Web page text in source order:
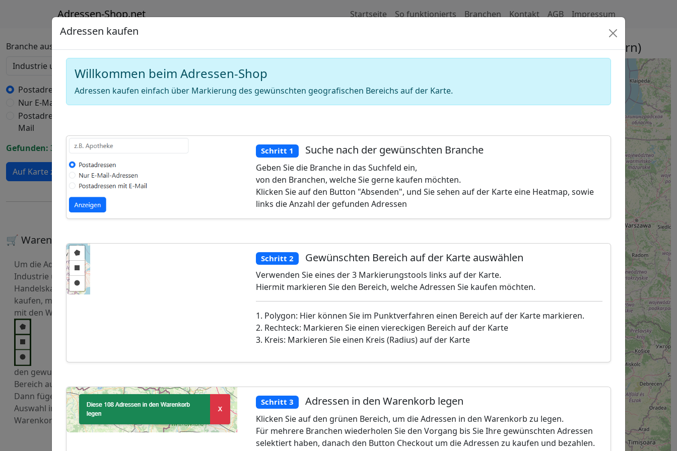
Adressen-Shop.net Startseite So funktionierts Branchen Kontakt AGB Impressum
Branche auswählen
Postadressen
Nur E-Mail-Adressen
Postadressen mit E-
Mail
Gefunden: 399 Adressen
Auf Karte zeigen
🛒 Warenkorb
Um die Adressen von
Industrie und
Handelskammern zu
kaufen, markieren Sie
mit den Werkzeugen
den gewuenschten
Bereich auf der Karte.
Dann fügen Sie diese
Auswahl in den
Warenkorb hinzu.
Deutschland Karte für Adressen von Industrie und Handelskammern (Wirtschaftskammern)
+
−
polygon
a
Draw
layers
Delete
Adressen kaufen
Willkommen beim Adressen-Shop
Adressen kaufen einfach über Markierung des gewünschten geografischen Bereichs auf der Karte.
Schritt 1 Suche nach der gewünschten Branche
Geben Sie die Branche in das Suchfeld ein,
von den Branchen, welche Sie gerne kaufen möchten.
Klicken Sie auf den Button "Absenden", und Sie sehen auf der Karte eine Heatmap, sowie
links die Anzahl der gefunden Adressen
Schritt 2 Gewünschten Bereich auf der Karte auswählen
Verwenden Sie eines der 3 Markierungstools links auf der Karte.
Hiermit markieren Sie den Bereich, welche Adressen Sie kaufen möchten.
1. Polygon: Hier können Sie im Punktverfahren einen Bereich auf der Karte markieren.
2. Rechteck: Markieren Sie einen viereckigen Bereich auf der Karte
3. Kreis: Markieren Sie einen Kreis (Radius) auf der Karte
Schritt 3 Adressen in den Warenkorb legen
Klicken Sie auf den grünen Bereich, um die Adressen in den Warenkorb zu legen.
Für mehrere Branchen wiederholen Sie den Vorgang bis Sie Ihre gewünschten Adressen
selektiert haben, danach den Button Checkout um die Adressen zu kaufen und bezahlen.